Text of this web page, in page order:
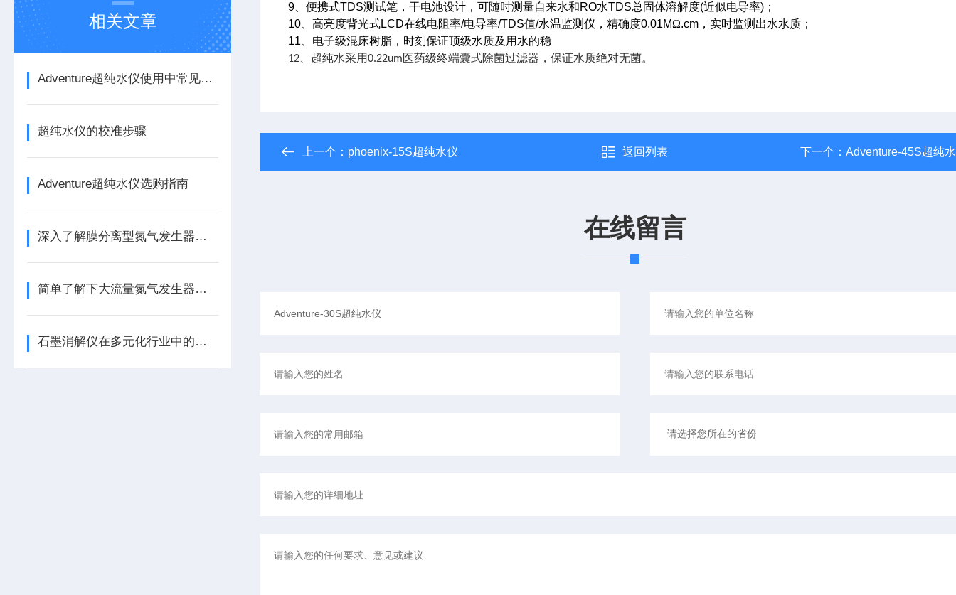
相关文章
Adventure超纯水仪使用中常见报警问题及解决方法
超纯水仪的校准步骤
Adventure超纯水仪选购指南
深入了解膜分离型氮气发生器的维护需求与技巧
简单了解下大流量氮气发生器的发展前景
石墨消解仪在多元化行业中的应用与发展
9 、便携式TDS测试笔，干电池设计，可随时测量自来水和RO水TDS总固体溶解度(近似电导率) ；
10 、高亮度背光式LCD在线电阻率/电导率/TDS值/水温监测仪，精确度0.01MΩ.cm ，实时监测出水水质；
11 、电子级混床树脂，时刻保证顶级水质及用水的稳
12 、超纯水采用0.22um医药级终端囊式除菌过滤器，保证水质绝对无菌。
上一个： phoenix-15S超纯水仪 返回列表 下一个： Adventure-45S超纯
在线留言